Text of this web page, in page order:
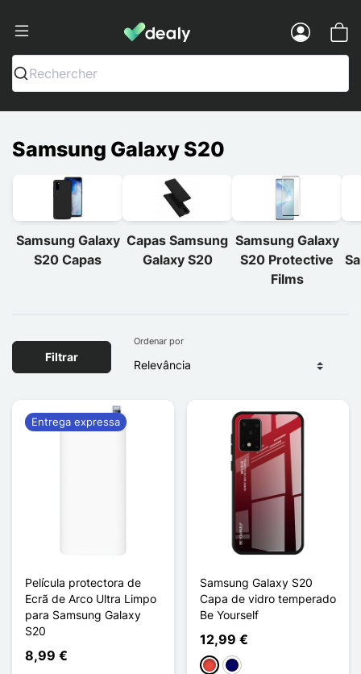
Dealy - Capas e acessórios para
Rechercher
Samsung Galaxy S20
Samsung Galaxy
S20 Capas
Capas Samsung
Galaxy S20
Samsung Galaxy
S20 Protective
Films
Filtrar
Ordenar por
Película protectora de
Ecrã de Arco Ultra Limpo
para Samsung Galaxy
S20
8,99 €
Entrega expressa
Samsung Galaxy S20
Capa de vidro temperado
Be Yourself
12,99 €
VermelhoAzul marinho